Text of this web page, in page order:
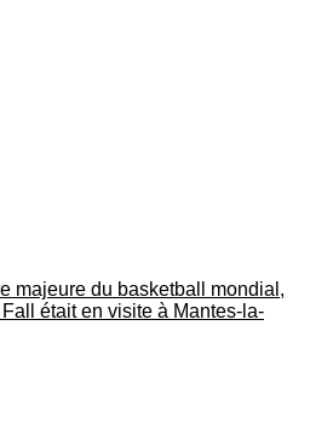
majeure du basketball mondial,
était en visite à Mantes-la-